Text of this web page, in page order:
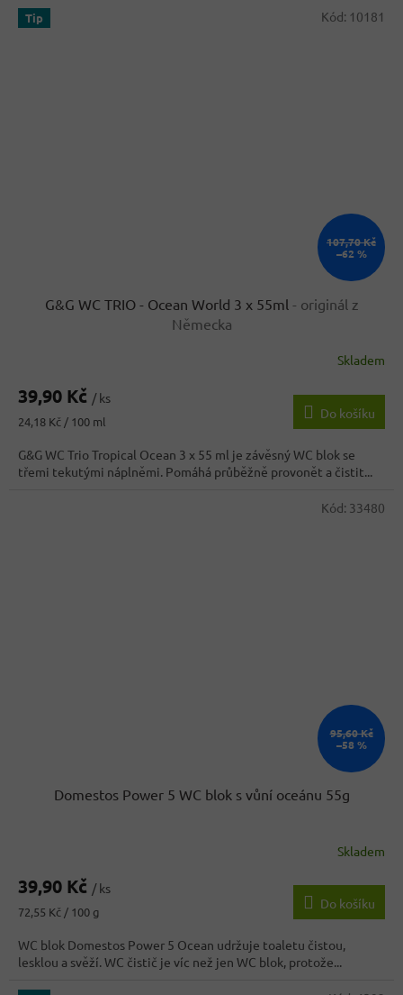
Tip
107,70 Kč
–62 %
G&G WC TRIO - Ocean World 3 x 55ml - originál z
Německa
produktu
4,2
z
5
hvězdiček.
Skladem
39,90 Kč / ks
Měrná
24,18 Kč / 100 ml
Do košíku
G&G WC Trio Tropical Ocean 3 x 55 ml je závěsný WC blok se
třemi tekutými náplněmi. Pomáhá průběžně provonět a čistit...
Kód: 10181
95,60 Kč
–58 %
Domestos Power 5 WC blok s vůní oceánu 55g
produktu
5,0
z
5
hvězdiček.
Skladem
39,90 Kč / ks
Měrná
72,55 Kč / 100 g
Do košíku
WC blok Domestos Power 5 Ocean udržuje toaletu čistou,
lesklou a svěží. WC čistič je víc než jen WC blok, protože...
Kód: 33480